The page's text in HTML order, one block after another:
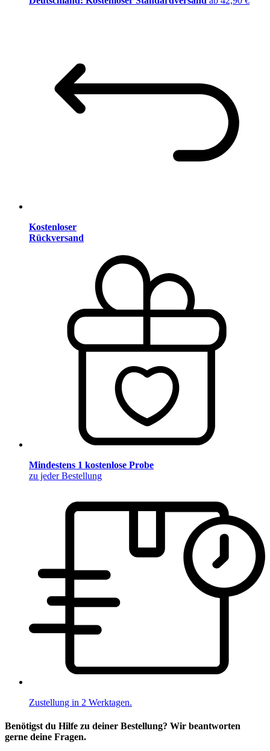
Kostenloser
Rückversand
Mindestens 1 kostenlose Probe
zu jeder Bestellung
Zustellung in 2 Werktagen.
Benötigst du Hilfe zu deiner Bestellung? Wir beantworten
gerne deine Fragen.